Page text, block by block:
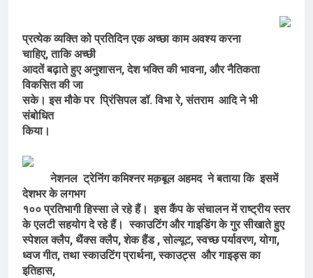
प्रत्येक व्यक्ति को प्रतिदिन एक अच्छा काम अवश्य करना
चाहिए, ताकि अच्छी
आदतें बढ़ाते हुए अनुशासन, देश भक्ति की भावना, और नैतिकता
विकसित की जा
सके। इस मौके पर प्रिंसिपल डॉ. विभा रे, संतराम आदि ने भी
संबोधित
किया।
नेशनल ट्रेनिंग कमिश्नर मक़बूल अहमद ने बताया कि इसमें
देशभर के लगभग
१०० प्रतिभागी हिस्सा ले रहे हैं। इस कैंप के संचालन में राष्ट्रीय स्तर
के एलटी सहयोग दे रहे हैं। स्काउटिंग और गाइडिंग के गुर सीखाते हुए
स्पेशल क्लैप, थैंक्स क्लैप, शेक हैंड , सोल्यूट, स्वच्छ पर्यावरण, योगा,
ध्वज गीत, तथा स्काउटिंग प्रार्थना, स्काउट्स और गाइड्स का
इतिहास,